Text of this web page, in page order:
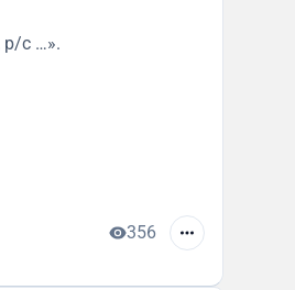
с …».
356